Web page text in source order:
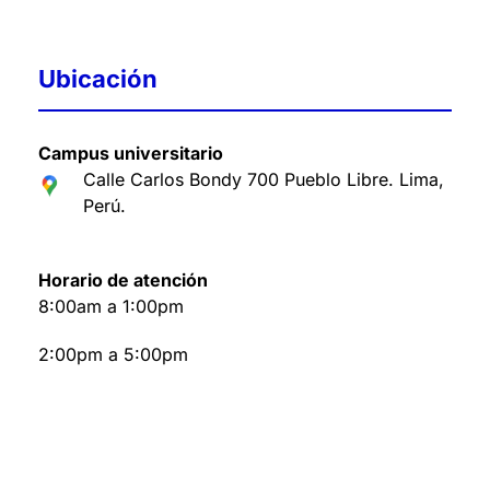
Ubicación
Campus universitario
Calle Carlos Bondy 700 Pueblo Libre. Lima,
Perú.
Horario de atención
8:00am a 1:00pm
2:00pm a 5:00pm